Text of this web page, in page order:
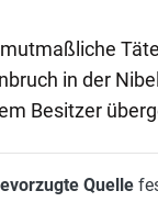
in der
Besitzer
Quelle